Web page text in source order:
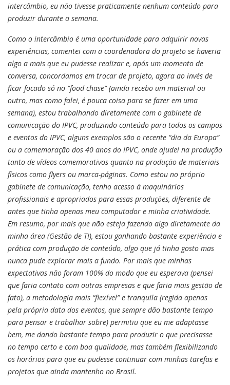
intercâmbio, eu não tivesse praticamente nenhum conteúdo para
produzir durante a semana.
Como o intercâmbio é uma oportunidade para adquirir novas
experiências, comentei com a coordenadora do projeto se haveria
algo a mais que eu pudesse realizar e, após um momento de
conversa, concordamos em trocar de projeto, agora ao invés de
ficar focado só no “food chase” (ainda recebo um material ou
outro, mas como falei, é pouca coisa para se fazer em uma
semana), estou trabalhando diretamente com o gabinete de
comunicação do IPVC, produzindo conteúdo para todos os campos
e eventos do IPVC, alguns exemplos são o recente “dia da Europa”
ou a comemoração dos 40 anos do IPVC, onde ajudei na produção
tanto de vídeos comemorativos quanto na produção de materiais
físicos como flyers ou marca-páginas. Como estou no próprio
gabinete de comunicação, tenho acesso à maquinários
profissionais e apropriados para essas produções, diferente de
antes que tinha apenas meu computador e minha criatividade.
Em resumo, por mais que não esteja fazendo algo diretamente da
minha área (Gestão de TI), estou ganhando bastante experiência e
prática com produção de conteúdo, algo que já tinha gosto mas
nunca pude explorar mais a fundo. Por mais que minhas
expectativas não foram 100% do modo que eu esperava (pensei
que faria contato com outras empresas e que faria mais gestão de
fato), a metodologia mais “flexível” e tranquila (regida apenas
pela própria data dos eventos, que sempre dão bastante tempo
para pensar e trabalhar sobre) permitiu que eu me adaptasse
bem, me dando bastante tempo para produzir o que precisasse
no tempo certo e com boa qualidade, mas também flexibilizando
os horários para que eu pudesse continuar com minhas tarefas e
projetos que ainda mantenho no Brasil.